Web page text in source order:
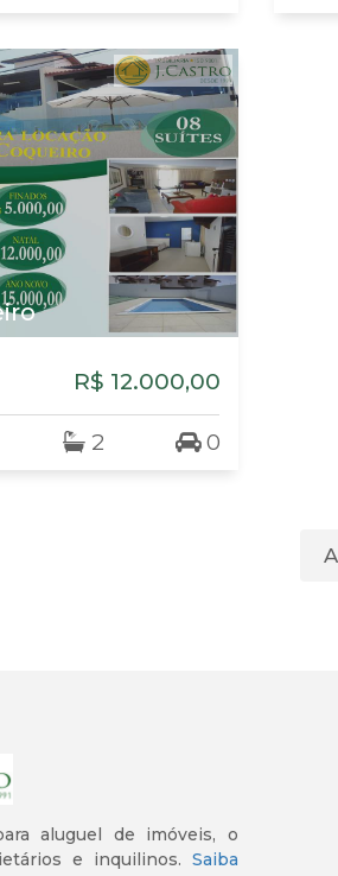
R$ 12.000,00
2 0
aluguel de imóveis, o
e inquilinos. Saiba